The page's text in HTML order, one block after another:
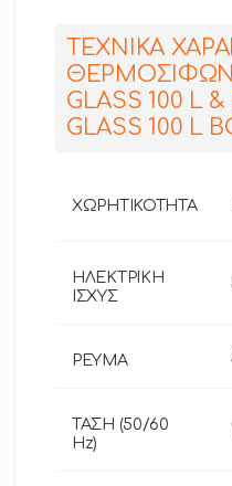
ΤΕΧΝΙΚΑ
GLASS 100 L
GLASS 100 L
XΩΡΗΤΙΚΟΤΗΤΑ
ΗΛΕΚΤΡΙΚΗ
ΙΣΧΥΣ
ΡΕΥΜΑ
ΤΑΣΗ (50/60
Ηz)